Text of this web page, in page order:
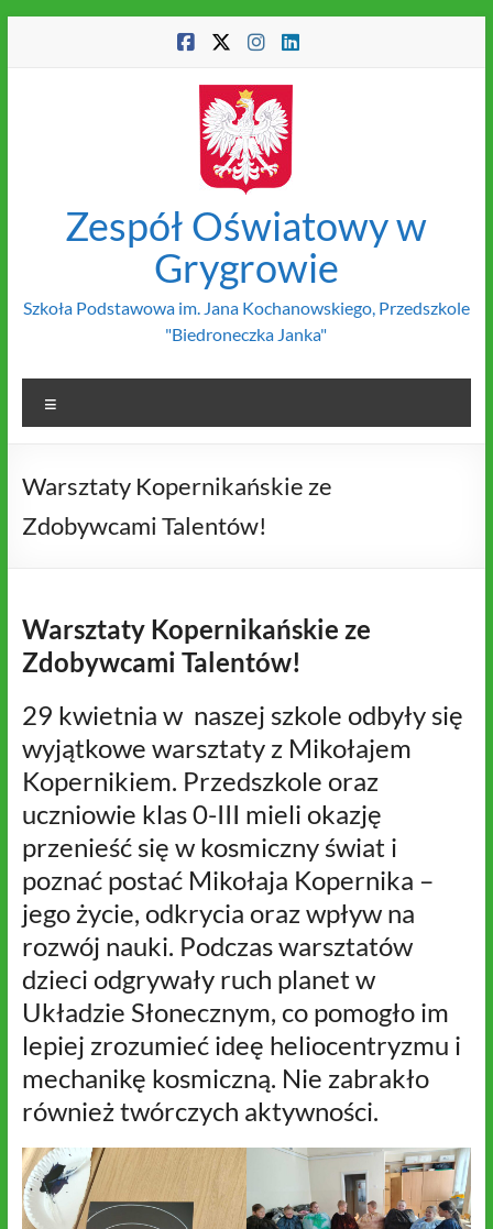
Zespół Oświatowy w
Grygrowie
Szkoła Podstawowa im. Jana Kochanowskiego, Przedszkole
"Biedroneczka Janka"
Warsztaty Kopernikańskie ze
Zdobywcami Talentów!
Warsztaty Kopernikańskie ze
Zdobywcami Talentów!
29 kwietnia w naszej szkole odbyły się
wyjątkowe warsztaty z Mikołajem
Kopernikiem. Przedszkole oraz
uczniowie klas 0-III mieli okazję
przenieść się w kosmiczny świat i
poznać postać Mikołaja Kopernika –
jego życie, odkrycia oraz wpływ na
rozwój nauki. Podczas warsztatów
dzieci odgrywały ruch planet w
Układzie Słonecznym, co pomogło im
lepiej zrozumieć ideę heliocentryzmu i
mechanikę kosmiczną. Nie zabrakło
również twórczych aktywności.